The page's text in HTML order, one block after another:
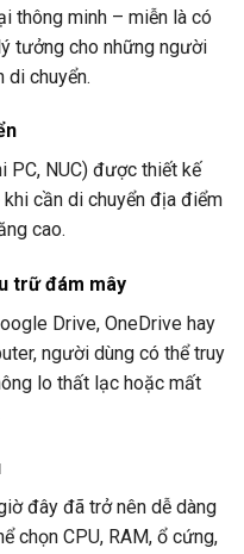
thông minh – miễn là có
tưởng cho những người
di chuyển.
PC, NUC) được thiết kế
cần di chuyển địa điểm
cao.
trữ đám mây
Drive, OneDrive hay
người dùng có thể truy
lo thất lạc hoặc mất
đây đã trở nên dễ dàng
chọn CPU, RAM, ổ cứng,